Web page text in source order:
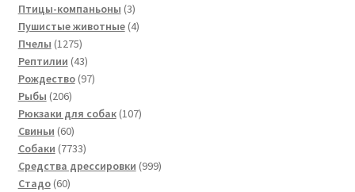
товара
Птицы-компаньоны 33
товара
Пушистые животные 44
Пчелы 12751275
товаров
Рептилии 4343
товара
Рождество 9797
Рыбы 206206
товаров
Рюкзаки для собак 107107
Свиньи 6060
товаров
Собаки 77337733
товара
Средства дрессировки 999999
Стадо 6060